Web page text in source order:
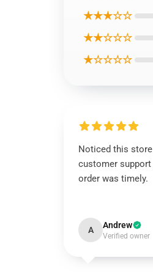
★★★☆☆
★★☆☆☆
★☆☆☆☆
Noticed this
customer support
order was timely.
A Andrew
Verified owner